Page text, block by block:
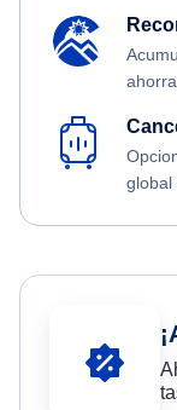
global